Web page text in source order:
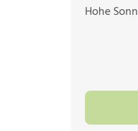
Hohe